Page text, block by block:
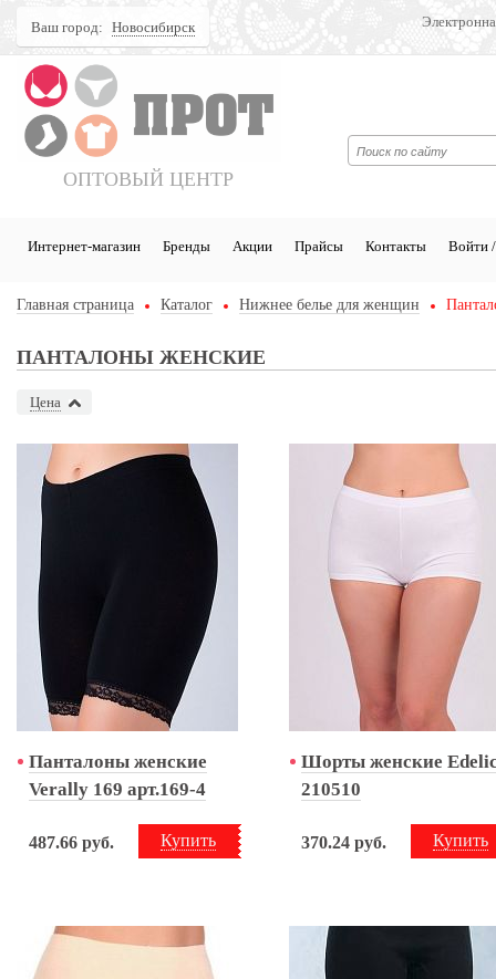
Ваш город: Новосибирск
ОПТОВЫЙ ЦЕНТР
Интернет-магазин Бренды Акции Прайсы Контакты Войти /
Главная страница Каталог Нижнее белье для женщин
ПАНТАЛОНЫ ЖЕНСКИЕ
Цена
Панталоны женские
Verally 169 арт.169-4
Купить
487.66 руб.
Шорты женские
210510
Купить
370.24 руб.